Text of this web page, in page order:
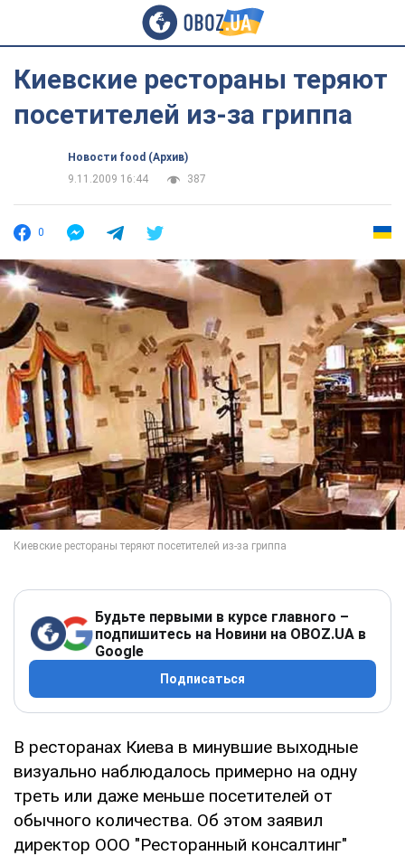
Киевские рестораны теряют
посетителей из-за гриппа
Новости food (Архив)
9.11.2009 16:44
387
0
Будьте первыми в курсе главного –
подпишитесь на Новини на OBOZ.UA в
Google
Подписаться
В ресторанах Киева в минувшие выходные
визуально наблюдалось примерно на одну
треть или даже меньше посетителей от
обычного количества. Об этом заявил
директор ООО "Ресторанный консалтинг"